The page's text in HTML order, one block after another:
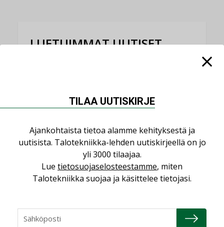
LUETUIMMAT UUTISET
LEHDEN ARTIKKELIT
”Asiakkaat hakevat kumppaneita, jotka
yhdistävät useita teknisiä osaamisalueita
saman katon alle”
AJANKOHTAISTA
Sähköistyminen kasvaa voimakkaasti:
erilliset teknologiat tuodaan yhteen”
AJANKOHTAISTA
TILAA UUTISKIRJE
Ajankohtaista tietoa alamme kehityksestä ja
uutisista. Talotekniikka-lehden uutiskirjeellä on jo
yli 3000 tilaajaa.
Lue tietosuojaselosteestamme, miten
Talotekniikka suojaa ja käsittelee tietojasi.